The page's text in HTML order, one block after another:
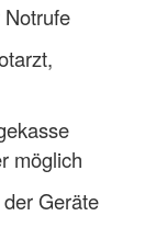
möglich
Geräte